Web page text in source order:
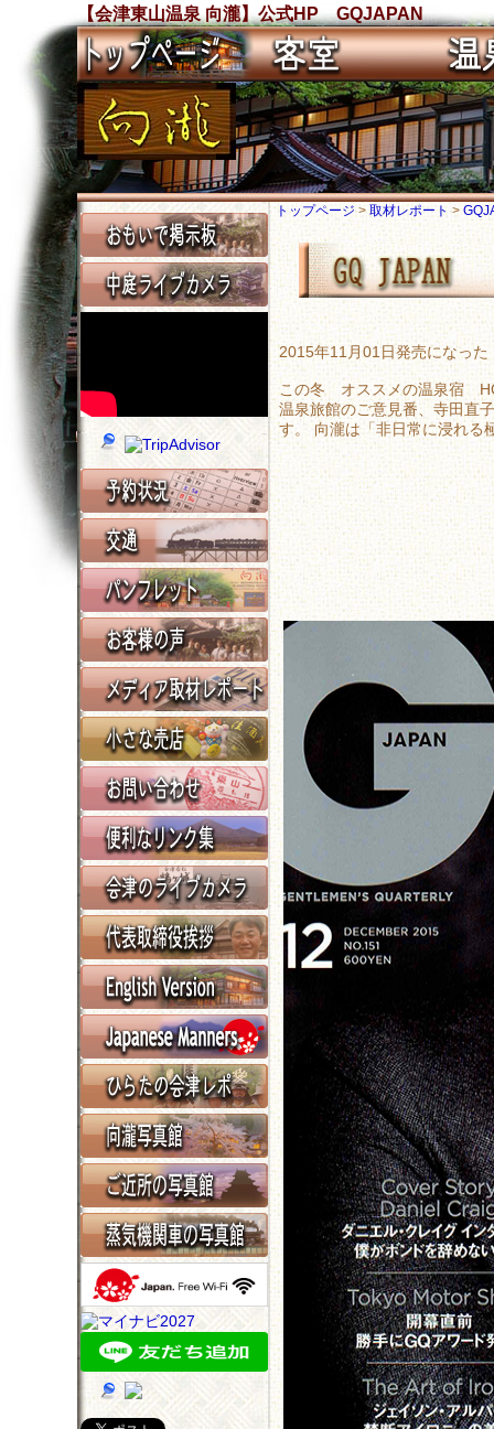
【会津東山温泉 向瀧】公式HP GQJAPAN
トップページ> 取材レポート>
2015年11月01日発売になっ
この冬 オススメの温泉宿
温泉旅館のご意見番、寺田直
す。 向瀧は「非日常に浸れる